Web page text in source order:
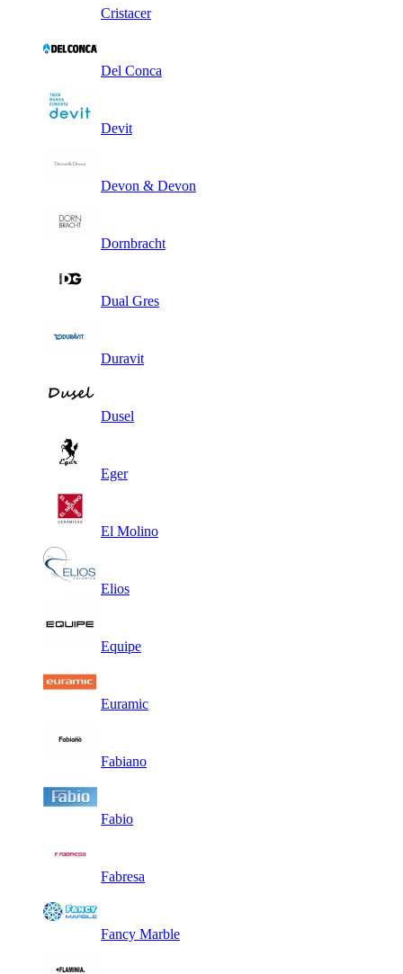
Cristacer
Del Conca
Devit
Devon & Devon
Dornbracht
Dual Gres
Duravit
Dusel
Eger
El Molino
Elios
Equipe
Euramic
Fabiano
Fabio
Fabresa
Fancy Marble